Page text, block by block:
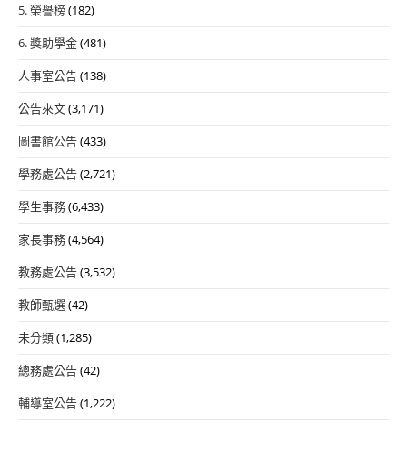
5. 榮譽榜(182)
6. 獎助學金(481)
人事室公告(138)
公告來文(3,171)
圖書館公告(433)
學務處公告(2,721)
學生事務(6,433)
家長事務(4,564)
教務處公告(3,532)
教師甄選(42)
未分類(1,285)
總務處公告(42)
輔導室公告(1,222)